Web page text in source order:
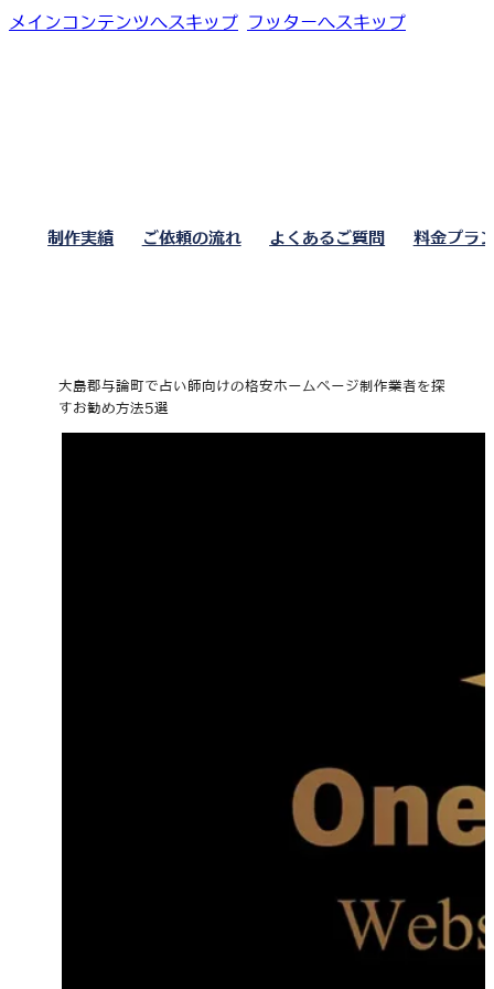
メインコンテンツへスキップ フッターへスキップ
制作実績 ご依頼の流れ よくあるご質問 料金プラ
大島郡与論町で占い師向けの格安ホームページ制作業者を探
すお勧め方法5選